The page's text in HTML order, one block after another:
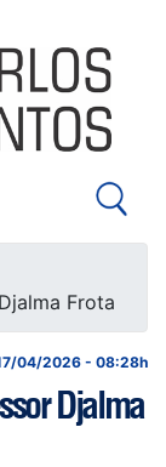
Frota
04/2026 - 08:28h
Djalma